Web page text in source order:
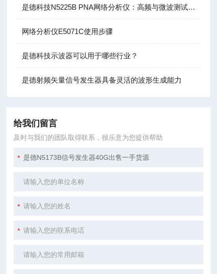
是德科技N5225B PNA网络分析仪：高频与微波测试的基石
网络分析仪E5071C使用步骤
是德科技示波器可以用于哪些行业？
是德射频矢量信号发生器具备灵活的波形生成能力
给我们留言
及时与我们的团队取得联系，很乐意为您提供帮助